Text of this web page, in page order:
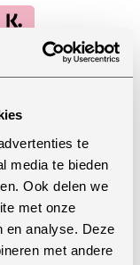
te
media te bieden
Ook delen we
met onze
en analyse. Deze
met andere